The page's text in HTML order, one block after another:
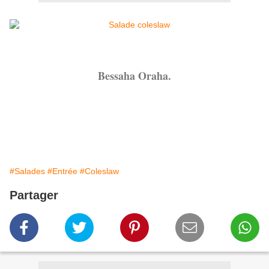
Bessaha Oraha.
#Salades #Entrée #Coleslaw
Partager